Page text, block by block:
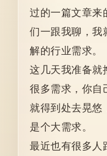
过的一篇文章来
们一跟我聊，我
解的行业需求。
这几天我准备就
很多需求，你自
就得到处去晃悠
是个大需求。
最近也有很多人